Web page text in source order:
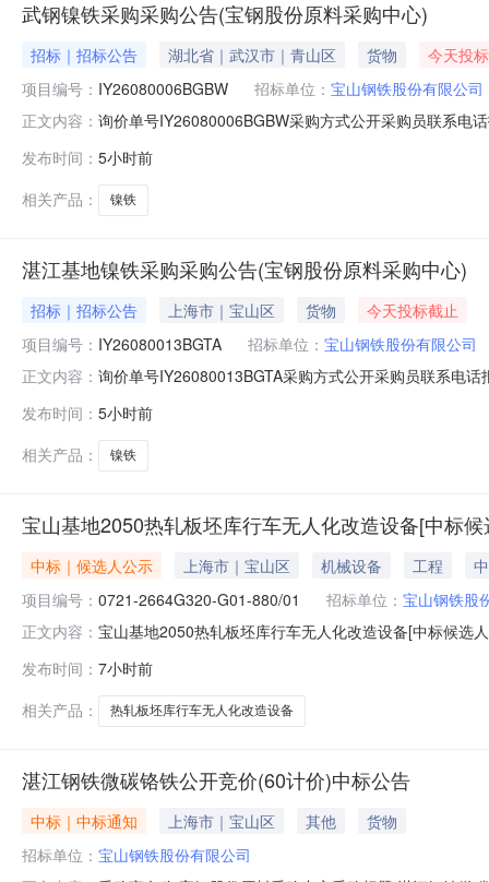
武钢镍铁采购采购公告(宝钢股份原料采购中心)
招标｜招标公告 湖北省｜武汉市｜青山区 货物
今天投
项目编号： IY26080006BGBW 招标单位： 宝山钢铁股份有限公司
正文内容： 询价单号IY26080006BGBW采购方式公开采购员联系电
保证金额度：300000.0元三、商务条款：定价说明：湿
发布时间： 5小时前
相关产品：
镍铁
湛江基地镍铁采购采购公告(宝钢股份原料采购中心)
招标｜招标公告 上海市｜宝山区 货物
今天投标截止
项目编号： IY26080013BGTA 招标单位： 宝山钢铁股份有限公司
正文内容： 询价单号IY26080013BGTA采购方式公开采购员联系电
300000.0元三、商务条款：定价说明：湿公吨。限价类
发布时间： 5小时前
相关产品：
镍铁
宝山基地2050热轧板坯库行车无人化改造设备[中标
中标｜候选人公示 上海市｜宝山区 机械设备 工程
项目编号： 0721-2664G320-G01-880/01 招标单位： 宝山钢铁股
正文内容： 宝山基地2050热轧板坯库行车无人化改造设备[中标候选
人化改造设备的中标候选人，现公示如下：一、评标情
发布时间： 7小时前
相关产品：
热轧板坯库行车无人化改造设备
湛江钢铁微碳铬铁公开竞价(60计价)中标公告
中标｜中标通知 上海市｜宝山区 其他
货物
招标单位： 宝山钢铁股份有限公司